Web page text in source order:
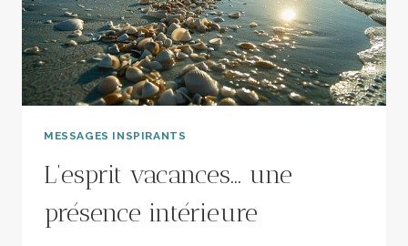
MESSAGES INSPIRANTS
L’esprit vacances… une
présence intérieure